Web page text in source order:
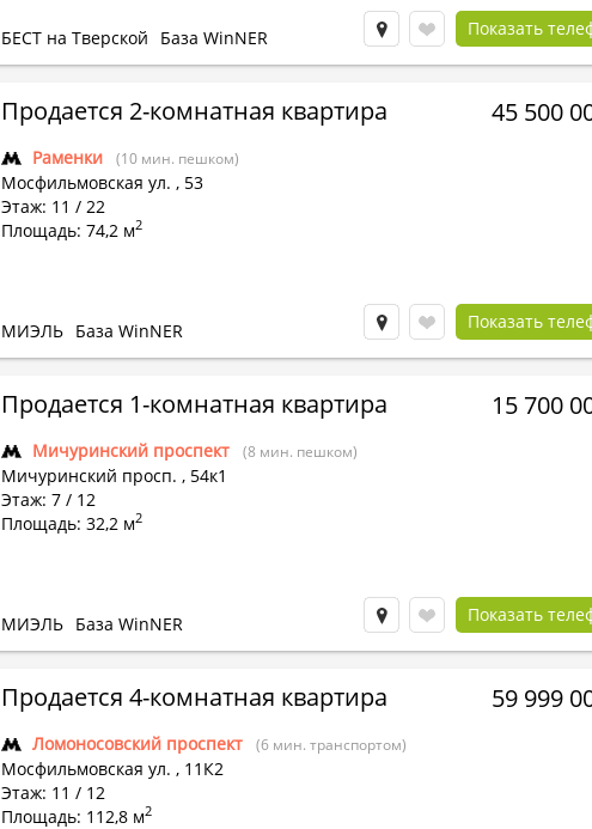
БЕСТ на Тверской База WinNER Показать
Продается 2-комнатная квартира
Раменки (10 мин. пешком)
Мосфильмовская ул. , 53
Этаж: 11 / 22
Площадь: 74,2 м2
45 500
МИЭЛЬ База WinNER Показать
Продается 1-комнатная квартира
Мичуринский проспект (8 мин. пешком)
Мичуринский просп. , 54к1
Этаж: 7 / 12
Площадь: 32,2 м2
15 700
МИЭЛЬ База WinNER Показать
Продается 4-комнатная квартира
Ломоносовский проспект (6 мин. транспортом)
Мосфильмовская ул. , 11К2
Этаж: 11 / 12
Площадь: 112,8 м2
59 999